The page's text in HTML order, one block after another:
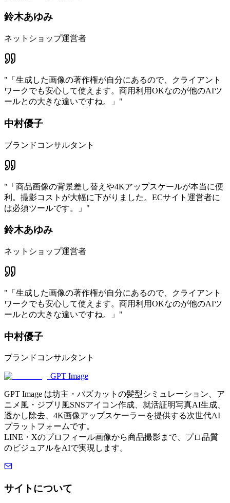
鈴木あゆみ
ネットショップ運営者
" 「生成した画像の著作権が自分にあるので、クライアント
ワークでも安心して使えます。商用利用OKなのが他のAIツ
ールとの大きな違いですね。」 "
中村優子
ブランドコンサルタント
" 「商品画像の背景差し替えや4Kアップスケールが本当に便
利。撮影コストが大幅に下がりました。ECサイト運営者に
は必須ツールです。」 "
鈴木あゆみ
ネットショップ運営者
" 「生成した画像の著作権が自分にあるので、クライアント
ワークでも安心して使えます。商用利用OKなのが他のAIツ
ールとの大きな違いですね。」 "
中村優子
ブランドコンサルタント
GPT Image
GPT Image は坊主・バズカットの髪型シミュレーション、ア
ニメ風・ジブリ風SNSアイコン作成、就活証明写真AI生成、
透かし除去、4K画像アップスケーラーを提供する次世代AI
プラットフォームです。
LINE・Xのプロフィール画像から商品撮影まで、プロ品質
のビジュアルをAIで実現します。
サイトについて